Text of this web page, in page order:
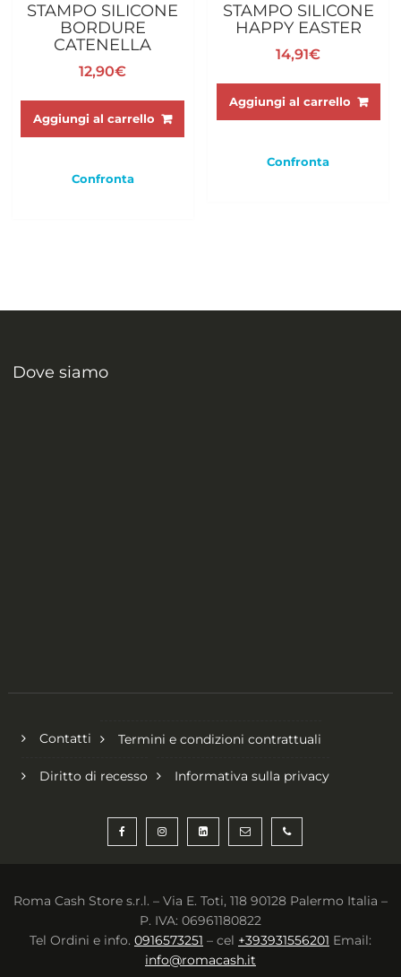
STAMPO SILICONE
BORDURE
CATENELLA
12,90€
Aggiungi al carrello
Confronta
STAMPO SILICONE
HAPPY EASTER
14,91€
Aggiungi al carrello
Confronta
Dove siamo
Contatti Termini e condizioni contrattuali
Diritto di recesso Informativa sulla privacy
Roma Cash Store s.r.l. – Via E. Toti, 118 90128 Palermo Italia –
P. IVA: 06961180822
Tel Ordini e info. 0916573251 – cel +393931556201 Email:
info@romacash.it